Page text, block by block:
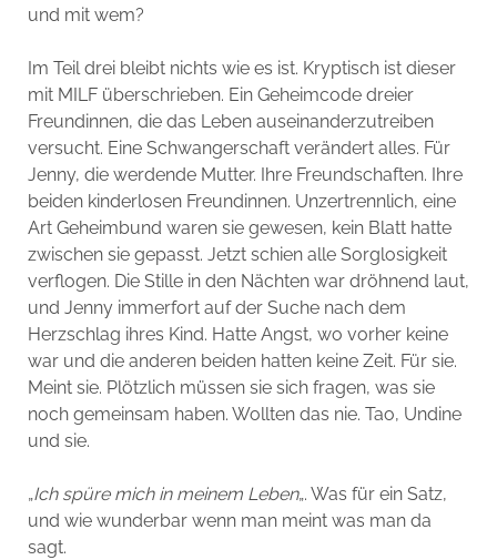
und mit wem?
Im Teil drei bleibt nichts wie es ist. Kryptisch ist dieser
mit MILF überschrieben. Ein Geheimcode dreier
Freundinnen, die das Leben auseinanderzutreiben
versucht. Eine Schwangerschaft verändert alles. Für
Jenny, die werdende Mutter. Ihre Freundschaften. Ihre
beiden kinderlosen Freundinnen. Unzertrennlich, eine
Art Geheimbund waren sie gewesen, kein Blatt hatte
zwischen sie gepasst. Jetzt schien alle Sorglosigkeit
verflogen. Die Stille in den Nächten war dröhnend laut,
und Jenny immerfort auf der Suche nach dem
Herzschlag ihres Kind. Hatte Angst, wo vorher keine
war und die anderen beiden hatten keine Zeit. Für sie.
Meint sie. Plötzlich müssen sie sich fragen, was sie
noch gemeinsam haben. Wollten das nie. Tao, Undine
und sie.
„Ich spüre mich in meinem Leben„. Was für ein Satz,
und wie wunderbar wenn man meint was man da
sagt.